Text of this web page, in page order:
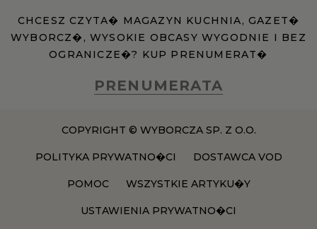
CHCESZ CZYTA� MAGAZYN KUCHNIA, GAZET�
WYBORCZ�, WYSOKIE OBCASY WYGODNIE I BEZ
OGRANICZE�? KUP PRENUMERAT�
PRENUMERATA
COPYRIGHT © WYBORCZA SP. Z O.O.
POLITYKA PRYWATNO�CI DOSTAWCA VOD
POMOC WSZYSTKIE ARTYKU�Y
USTAWIENIA PRYWATNO�CI